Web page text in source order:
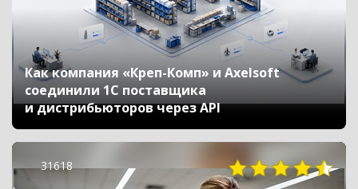
Как компания «Креп-Комп» и Axelsoft
соединили 1С поставщика
и дистрибьюторов через API
31618